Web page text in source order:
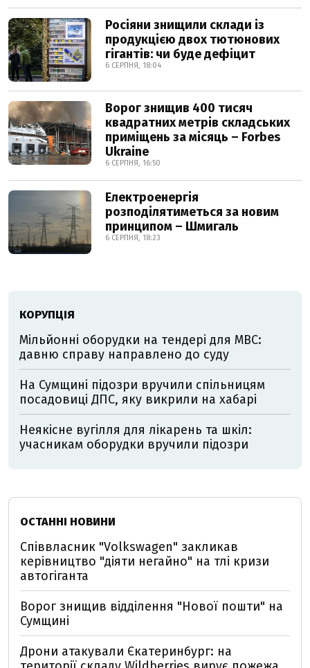
Росіяни знищили склади із
продукцією двох тютюнових
гігантів: чи буде дефіцит
6 СЕРПНЯ, 18:04
Ворог знищив 400 тисяч
квадратних метрів складських
приміщень за місяць – Forbes
Ukraine
6 СЕРПНЯ, 16:50
Електроенергія
розподілятиметься за новим
принципом – Шмигаль
6 СЕРПНЯ, 18:23
КОРУПЦІЯ
Мільйонні оборудки на тендері для МВС:
давню справу направлено до суду
На Сумщині підозри вручили спільницям
посадовиці ДПС, яку викрили на хабарі
Неякісне вугілля для лікарень та шкіл:
учасникам оборудки вручили підозри
ОСТАННІ НОВИНИ
Співвласник "Volkswagen" закликав
керівництво "діяти негайно" на тлі кризи
автогіганта
Ворог знищив відділення "Нової пошти" на
Сумщині
Дрони атакували Єкатеринбург: на